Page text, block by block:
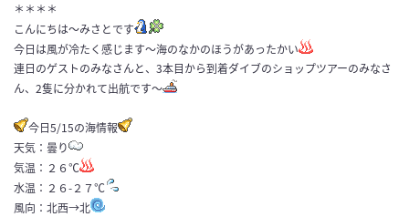
＊＊＊＊
こんにちは～みさとです
今日は風が冷たく感じます～海のなかのほうがあったかい
連日のゲストのみなさんと、3本目から到着ダイブのショップツアーのみなさ
ん、2隻に分かれて出航です～
今日5/15の海情報
天気：曇り
気温：２６℃
水温：２６-２７℃
風向：北西→北